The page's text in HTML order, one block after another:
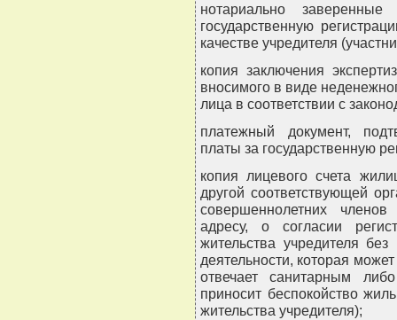
нотариально
государственную
качестве учредителя
копия заключения
вносимого в виде
лица в соответствии с
платежный документ,
платы за государственную
копия лицевого счета
другой соответствующей
совершеннолетних
адресу, о согласии
жительства учредителя
деятельности, которая
отвечает санитарным
приносит беспокойство
жительства учредителя);